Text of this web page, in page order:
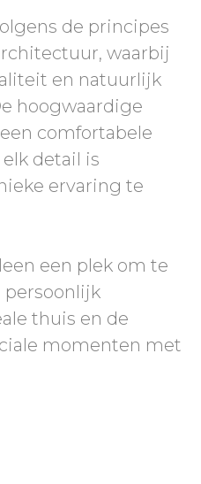
de principes
waarbij
en natuurlijk
hoogwaardige
comfortabele
detail is
ervaring te
een plek om te
persoonlijk
thuis en de
momenten met